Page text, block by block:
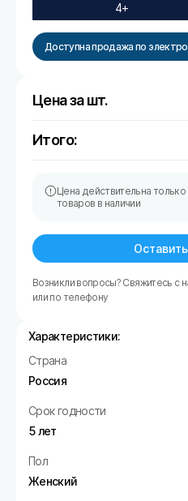
4+
Доступна продажа по
Цена за шт.
Итого:
Цена действительна только
товаров в наличии
Возникли вопросы? Свяжитесь с
или по телефону
Характеристики:
Страна
Россия
Срок годности
5 лет
Пол
Женский